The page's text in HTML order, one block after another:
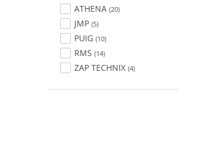
ATHENA (20)
JMP (5)
PUIG (10)
RMS (14)
ZAP TECHNIX (4)